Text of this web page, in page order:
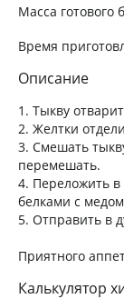
Масса готового
Время
Описание
1. Тыкву
2. Желтки
3. Смешать
перемешать.
4. Переложить
белками с
5. Отправить в
Приятного
Калькулятор